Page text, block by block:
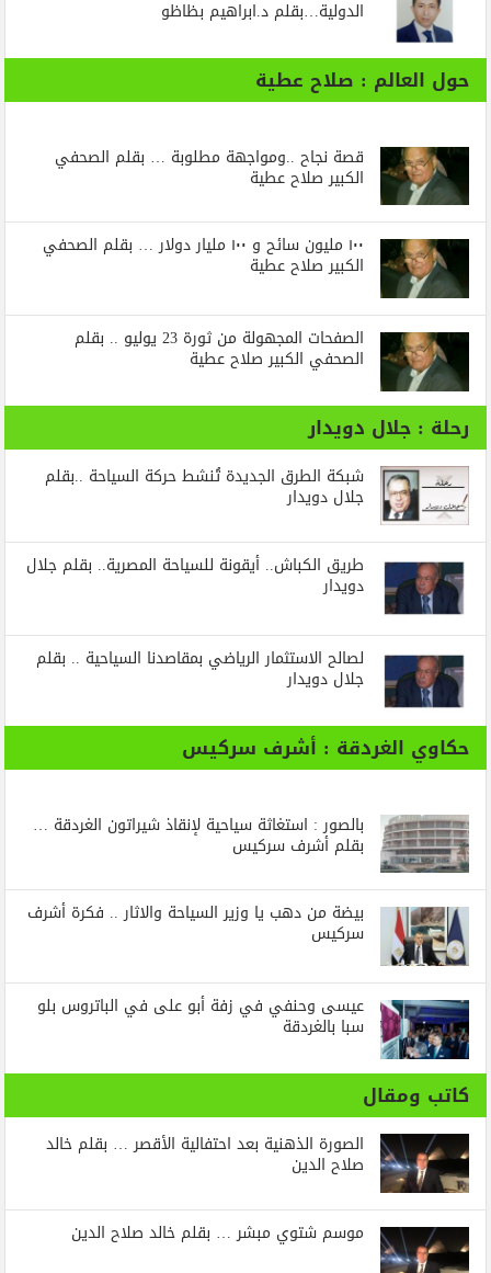
الدولية…بقلم د.ابراهيم بظاظو
حول العالم : صلاح عطية
قصة نجاح ..ومواجهة مطلوبة … بقلم الصحفي
الكبير صلاح عطية
١٠٠ مليون سائح و ١٠٠ مليار دولار … بقلم الصحفي
الكبير صلاح عطية
الصفحات المجهولة من ثورة 23 يوليو .. بقلم
الصحفي الكبير صلاح عطية
رحلة : جلال دويدار
شبكة الطرق الجديدة تُنشط حركة السياحة ..بقلم
جلال دويدار
طريق الكباش.. أيقونة للسياحة المصرية.. بقلم جلال
دويدار
لصالح الاستثمار الرياضي بمقاصدنا السياحية .. بقلم
جلال دويدار
حكاوي الغردقة : أشرف سركيس
بالصور : استغاثة سياحية لإنقاذ شيراتون الغردقة …
بقلم أشرف سركيس
بيضة من دهب يا وزير السياحة والاثار .. فكرة أشرف
سركيس
عيسى وحنفي في زفة أبو على في الباتروس بلو
سبا بالغردقة
كاتب ومقال
الصورة الذهنية بعد احتفالية الأقصر … بقلم خالد
صلاح الدين
موسم شتوي مبشر … بقلم خالد صلاح الدين